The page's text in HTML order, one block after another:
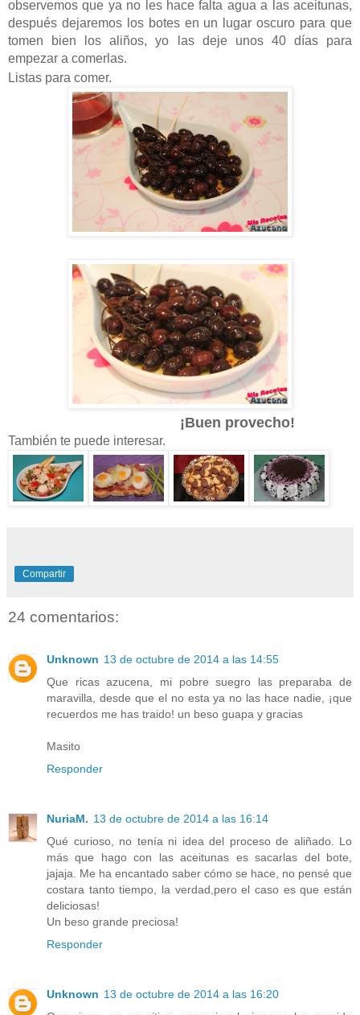
observemos que ya no les hace falta agua a las aceitunas,
después dejaremos los botes en un lugar oscuro para que
tomen bien los aliños, yo las deje unos 40 días para
empezar a comerlas.
Listas para comer.
¡Buen provecho!
También te puede interesar.
Compartir
24 comentarios:
Unknown 13 de octubre de 2014 a las 14:55
Que ricas azucena, mi pobre suegro las preparaba de
maravilla, desde que el no esta ya no las hace nadie, ¡que
recuerdos me has traido! un beso guapa y gracias
Masito
Responder
NuriaM. 13 de octubre de 2014 a las 16:14
Qué curioso, no tenía ni idea del proceso de aliñado. Lo
más que hago con las aceitunas es sacarlas del bote,
jajaja. Me ha encantado saber cómo se hace, no pensé que
costara tanto tiempo, la verdad,pero el caso es que están
deliciosas!
Un beso grande preciosa!
Responder
Unknown 13 de octubre de 2014 a las 16:20